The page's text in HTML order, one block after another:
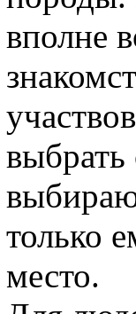
вполне
только
место.